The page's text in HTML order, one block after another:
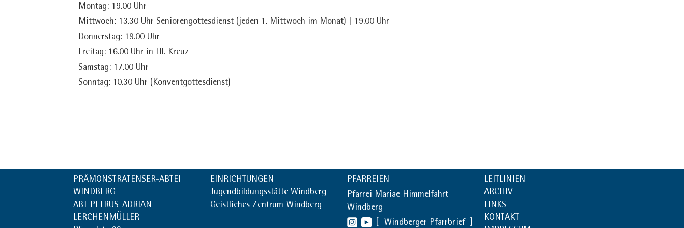
Montag: 19.00 Uhr
Mittwoch: 13.30 Uhr Seniorengottesdienst (jeden 1. Mittwoch im Monat) | 19.00 Uhr
Donnerstag: 19.00 Uhr
Freitag: 16.00 Uhr in Hl. Kreuz
Samstag: 17.00 Uhr
Sonntag: 10.30 Uhr (Konventgottesdienst)
PRÄMONSTRATENSER-ABTEI
WINDBERG
ABT PETRUS-ADRIAN
LERCHENMÜLLER
EINRICHTUNGEN
Jugendbildungsstätte Windberg
Geistliches Zentrum Windberg
PFARREIEN
Pfarrei Mariae Himmelfahrt
Windberg
[
Windberger Pfarrbrief ]
LEITLINIEN
ARCHIV
LINKS
KONTAKT